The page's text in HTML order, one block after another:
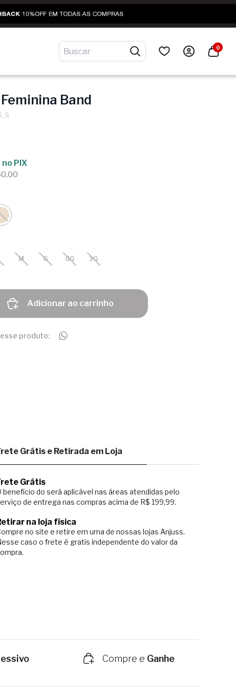
0
Band
no PIX
M G GG 3G
Adicionar ao carrinho
produto:
Grátis e Retirada em Loja
Grátis
benefício do será aplicável nas áreas atendidas pelo
de entrega nas compras acima de R$ 199,99.
na loja física
no site e retire em uma de nossas lojas Anjuss.
caso o frete é gratis independente do valor da
Compre e Ganhe